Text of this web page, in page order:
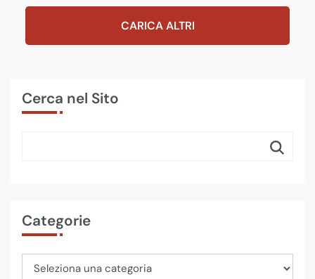
CARICA ALTRI
Cerca nel Sito
Categorie